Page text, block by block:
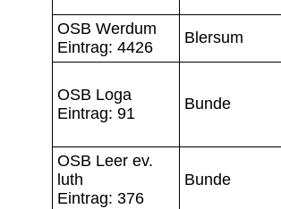
OSB Werdum
Eintrag: 4426
Blersum
OSB Loga
Eintrag: 91
Bunde
OSB Leer ev.
luth
Eintrag: 376
Bunde